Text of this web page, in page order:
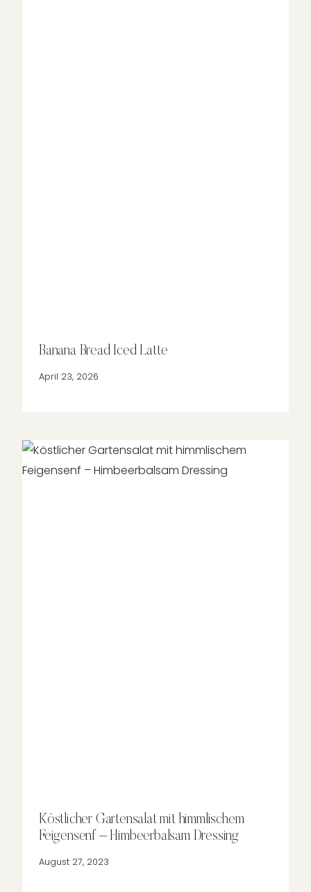
Banana Bread Iced Latte
April 23, 2026
Köstlicher Gartensalat mit himmlischem
Feigensenf – Himbeerbalsam Dressing
August 27, 2023